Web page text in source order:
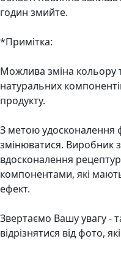
годин змийте.
*Примітка:
Можлива зміна кольору
натуральних
продукту.
З метою удосконалення
змінюватися. Виробник
вдосконалення
компонентами, які
ефект.
Звертаємо Вашу увагу -
відрізнятися від фото,